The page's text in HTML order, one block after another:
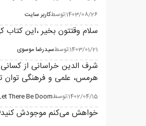
1403/08/26
|توسطکاربر سایت
سلام وقتتون بخیر ،این
1403/01/21
|توسطسیدرضا موسوی
شرف الدین خراسانی از
هرمس، علمی و فرهنگی توان
1402/04/15
|توسطThere Be Doom
خواهش می‌کنم موجودش